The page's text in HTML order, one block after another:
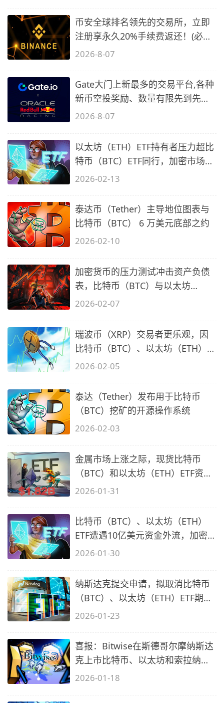
币安全球排名领先的交易所，立即
注册享永久20%手续费返还！(必备
2)
2026-8-07
Gate大门上新最多的交易平台,各种
新币空投奖励、数量有限先到先
得…
2026-8-07
以太坊（ETH）ETF持有者压力超比
特币（BTC）ETF同行，加密市场筑
底进行
2026-02-13
泰达币（Tether）主导地位图表与
比特币（BTC） 6 万美元底部之约
2026-02-10
加密货币的压力测试冲击资产负债
表，比特币（BTC）与以太坊
（ETH）暴跌
2026-02-07
瑞波币（XRP）交易者更乐观，因
比特币（BTC）、以太坊（ETH）情
绪转差
2026-02-05
泰达（Tether）发布用于比特币
（BTC）挖矿的开源操作系统
2026-02-03
金属市场上涨之际，现货比特币
（BTC）和以太坊（ETH）ETF资金
流出18.2
2026-01-31
比特币（BTC）、以太坊（ETH）
ETF遭遇10亿美元资金外流，加密
市场暴跌6
2026-01-30
纳斯达克提交申请，拟取消比特币
（BTC）、以太坊（ETH）ETF期权
的持仓
2026-01-23
喜报：Bitwise在斯德哥尔摩纳斯达
克上市比特币、以太坊和索拉纳
（SOL）
2026-01-18